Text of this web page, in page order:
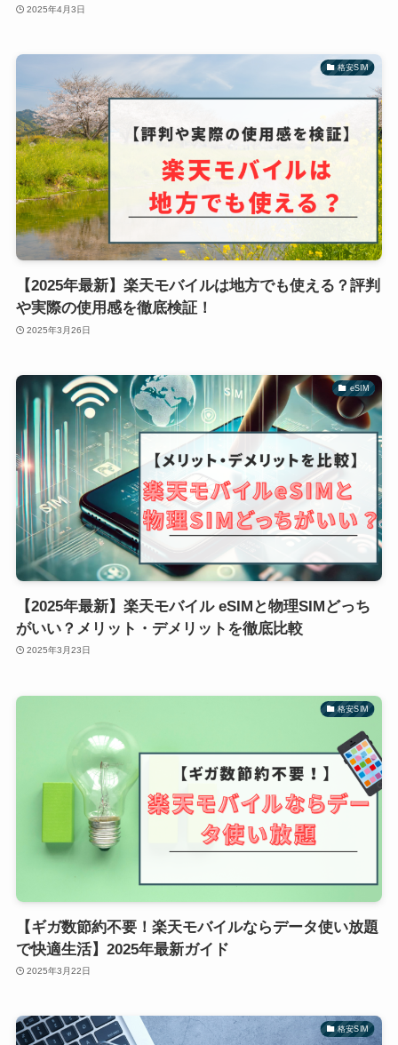
2025年4月3日
格安SIM
【2025年最新】楽天モバイルは地方でも使える？評判
や実際の使用感を徹底検証！
2025年3月26日
eSIM
【2025年最新】楽天モバイル eSIMと物理SIMどっち
がいい？メリット・デメリットを徹底比較
2025年3月23日
格安SIM
【ギガ数節約不要！楽天モバイルならデータ使い放題
で快適生活】2025年最新ガイド
2025年3月22日
格安SIM